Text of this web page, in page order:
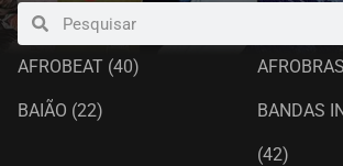
AFROBEAT (40)
BAIÃO (22) BANDAS
(42)